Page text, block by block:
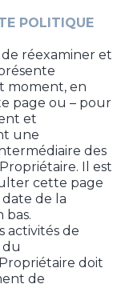
POLITIQUE
réexaminer et
moment, en
page ou – pour
et
une
des
Il est
cette page
de la
bas.
activités de
du
doit
de